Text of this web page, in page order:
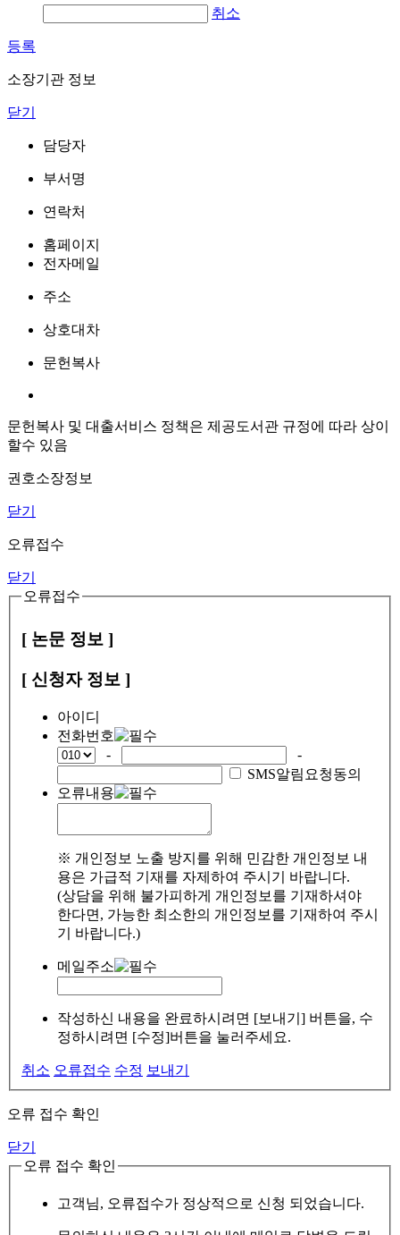
취소
등록
소장기관 정보
닫기
담당자
부서명
연락처
홈페이지
전자메일
주소
상호대차
문헌복사
문헌복사 및 대출서비스 정책은 제공도서관 규정에 따라 상이
할수 있음
권호소장정보
닫기
오류접수
닫기
오류접수
[ 논문 정보 ]
[ 신청자 정보 ]
아이디
전화번호
-
-
SMS알림요청동의
오류내용
※ 개인정보 노출 방지를 위해 민감한 개인정보 내
용은 가급적 기재를 자제하여 주시기 바랍니다.
(상담을 위해 불가피하게 개인정보를 기재하셔야
한다면, 가능한 최소한의 개인정보를 기재하여 주시
기 바랍니다.)
메일주소
작성하신 내용을 완료하시려면 [보내기] 버튼을, 수
정하시려면 [수정]버튼을 눌러주세요.
취소 오류접수 수정 보내기
오류 접수 확인
닫기
오류 접수 확인
고객님, 오류접수가 정상적으로 신청 되었습니다.